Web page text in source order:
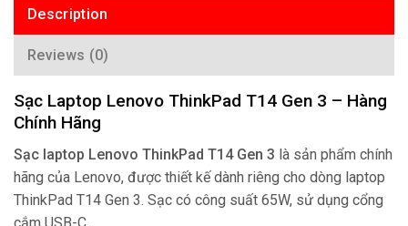
Description
Reviews (0)
Sạc Laptop Lenovo ThinkPad T14 Gen 3 – Hàng
Chính Hãng
Sạc laptop Lenovo ThinkPad T14 Gen 3 là sản phẩm chính
hãng của Lenovo, được thiết kế dành riêng cho dòng laptop
ThinkPad T14 Gen 3. Sạc có công suất 65W, sử dụng cổng